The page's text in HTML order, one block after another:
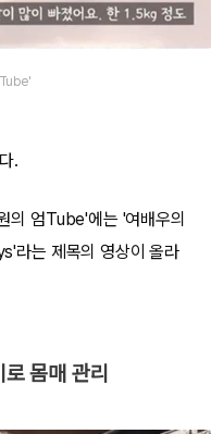
.
의 엄Tube'에는 '여배우의
라는 제목의 영상이 올라
몸매 관리